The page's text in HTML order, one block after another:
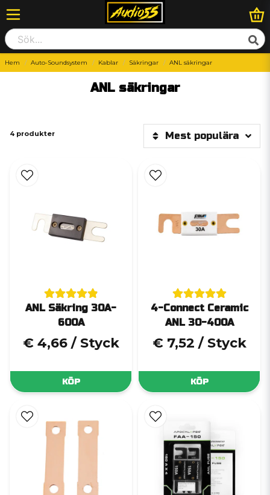
Hem Auto-Soundsystem Kablar Säkringar ANL säkringar
ANL säkringar
4 produkter Mest populära
ANL Säkring 30A-
600A
€ 4,66 / Styck
KÖP
4-Connect Ceramic
ANL 30-400A
€ 7,52 / Styck
KÖP